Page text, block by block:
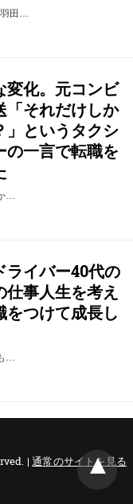
羽田…
変化。元コンビ
「それだけしか
」というタクシ
の一言で転職を
…
ライバー40代の
事人生を考え
をつけて成長し
…
|通常のサイトを見る